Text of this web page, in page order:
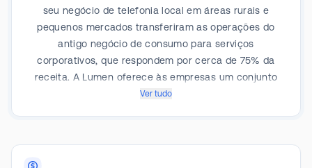
seu negócio de telefonia local em áreas rurais e
pequenos mercados transferiram as operações do
antigo negócio de consumo para serviços
corporativos, que respondem por cerca de 75% da
receita. A Lumen oferece às empresas um conjunto
completo de serviços de comunicação, colocation,
fibra de consumo restante para a AT&T, o que mudará
Ver tudo